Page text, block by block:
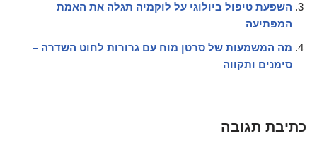
השפעת טיפול ביולוגי על לוקמיה תגלה את האמת
המפתיעה
מה המשמעות של סרטן מוח עם גרורות לחוט השדרה –
סימנים ותקווה
כתיבת תגובה